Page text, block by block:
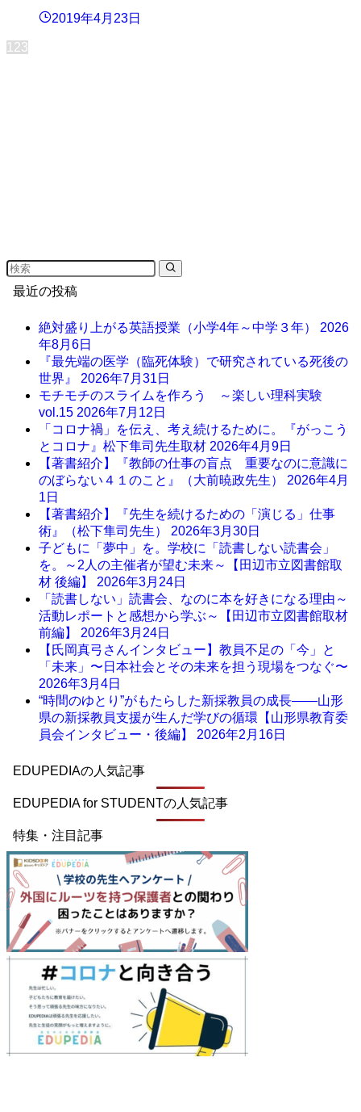
2019年4月23日
1 23
最近の投稿
絶対盛り上がる英語授業（小学4年～中学３年） 2026
年8月6日
『最先端の医学（臨死体験）で研究されている死後の
世界』 2026年7月31日
モチモチのスライムを作ろう ～楽しい理科実験
vol.15 2026年7月12日
「コロナ禍」を伝え、考え続けるために。『がっこう
とコロナ』松下隼司先生取材 2026年4月9日
【著書紹介】『教師の仕事の盲点 重要なのに意識に
のぼらない４１のこと』（大前暁政先生） 2026年4月
1日
【著書紹介】『先生を続けるための「演じる」仕事
術』（松下隼司先生） 2026年3月30日
子どもに「夢中」を。学校に「読書しない読書会」
を。～2人の主催者が望む未来～【田辺市立図書館取
材 後編】 2026年3月24日
「読書しない」読書会、なのに本を好きになる理由～
活動レポートと感想から学ぶ～【田辺市立図書館取材
前編】 2026年3月24日
【氏岡真弓さんインタビュー】教員不足の「今」と
「未来」〜日本社会とその未来を担う現場をつなぐ〜
2026年3月4日
“時間のゆとり”がもたらした新採教員の成長――山形
県の新採教員支援が生んだ学びの循環【山形県教育委
員会インタビュー・後編】 2026年2月16日
EDUPEDIAの人気記事
EDUPEDIA for STUDENTの人気記事
特集・注目記事